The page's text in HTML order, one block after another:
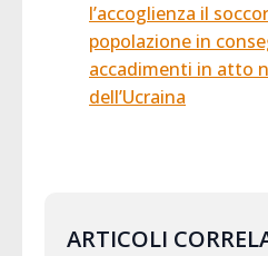
l’accoglienza il
popolazione in
accadimenti in atto
dell’Ucraina
ARTICOLI